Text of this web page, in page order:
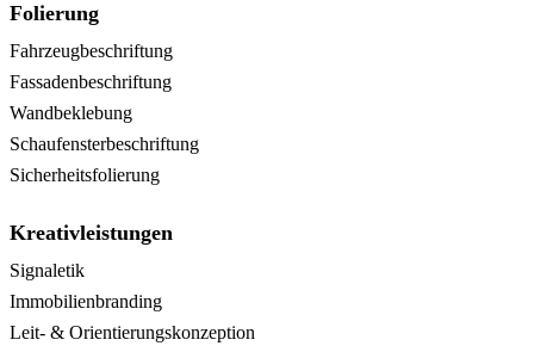
Folierung
Fahrzeugbeschriftung
Fassadenbeschriftung
Wandbeklebung
Schaufensterbeschriftung
Sicherheitsfolierung
Kreativleistungen
Signaletik
Immobilienbranding
Leit- & Orientierungskonzeption